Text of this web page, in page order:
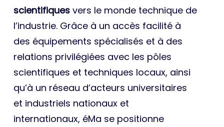
scientifiques vers le monde technique de
l’industrie. Grâce à un accès facilité à
des équipements spécialisés et à des
relations privilégiées avec les pôles
scientifiques et techniques locaux, ainsi
qu’à un réseau d’acteurs universitaires
et industriels nationaux et
internationaux, éMa se positionne